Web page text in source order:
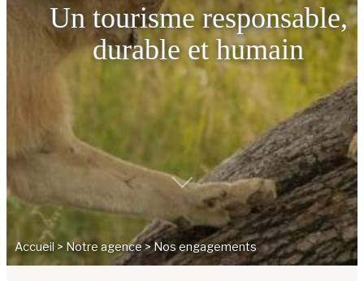
Un tourisme responsable,
durable et humain
Accueil > Notre agence>Nos engagements